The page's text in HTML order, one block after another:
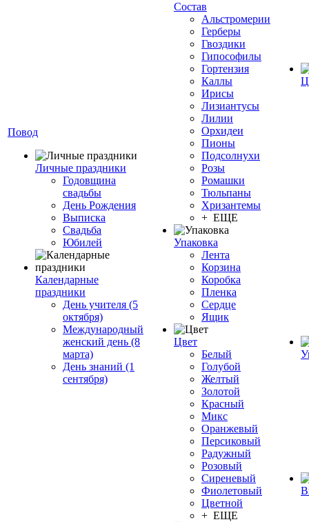
Повод
Личные праздники
Годовщина
свадьбы
День Рождения
Выписка
Свадьба
Юбилей
Календарные
праздники
День учителя (5
октября)
Международный
женский день (8
марта)
День знаний (1
сентября)
Состав
Альстромерии
Герберы
Гвоздики
Гипософилы
Гортензия
Каллы
Ирисы
Лизиантусы
Лилии
Орхидеи
Пионы
Подсолнухи
Розы
Ромашки
Тюльпаны
Хризантемы
+ ЕЩЕ
Упаковка
Лента
Корзина
Коробка
Пленка
Сердце
Ящик
Цвет
Белый
Голубой
Желтый
Золотой
Красный
Микс
Оранжевый
Персиковый
Радужный
Розовый
Сиреневый
Фиолетовый
Цветной
+ ЕЩЕ